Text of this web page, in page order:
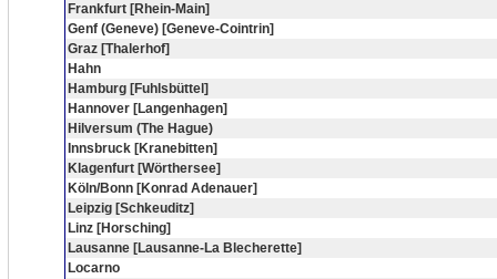
Frankfurt [Rhein-Main]
Genf (Geneve) [Geneve-Cointrin]
Graz [Thalerhof]
Hahn
Hamburg [Fuhlsbüttel]
Hannover [Langenhagen]
Hilversum (The Hague)
Innsbruck [Kranebitten]
Klagenfurt [Wörthersee]
Köln/Bonn [Konrad Adenauer]
Leipzig [Schkeuditz]
Linz [Horsching]
Lausanne [Lausanne-La Blecherette]
Locarno